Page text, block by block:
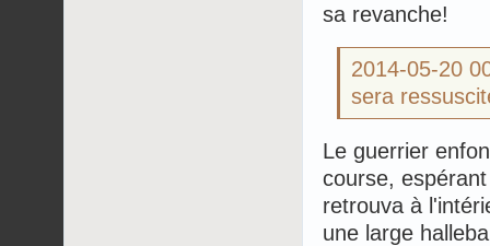
sa revanche!
2014-05-20
sera
Le guerrier
course,
retrouva à
une large